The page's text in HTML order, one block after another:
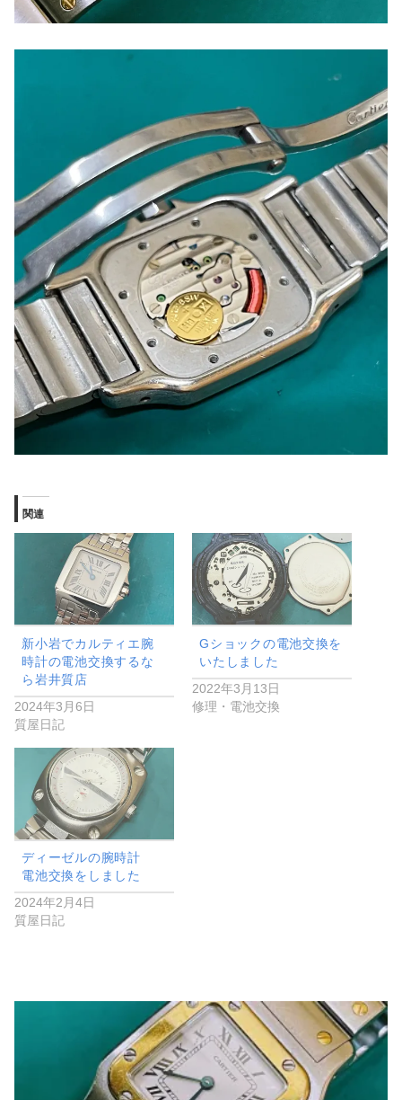
関連
新小岩でカルティエ腕
時計の電池交換するな
ら岩井質店
2024年3月6日
質屋日記
Gショックの電池交換を
いたしました
2022年3月13日
修理・電池交換
ディーゼルの腕時計
電池交換をしました
2024年2月4日
質屋日記